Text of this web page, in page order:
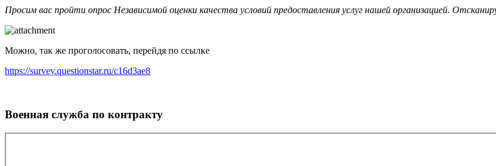
Просим вас пройти опрос Независимой оценки качества условий предоставления услуг нашей организацией.
Можно, так же проголосовать, перейдя по ссылке
https://survey.questionstar.ru/c16d3ae8
Военная служба по контракту